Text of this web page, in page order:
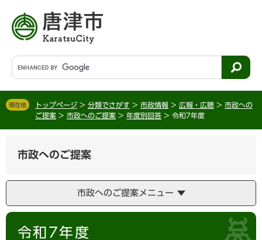
す
。
し
て
文
G
o
g
l
タ
現在地 トップページ > 分類でさがす > 市政情報 > 広報・広聴 > 市政への
ご提案 > 市政へのご提案 > 年度別回答 > 令和7年度
市政へのご提案
市政へのご提案メニュー
本
令和7年度